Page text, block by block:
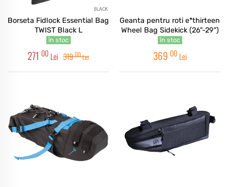
Borseta Fidlock Essential Bag
TWIST Black L
în stoc
271 00 Lei 31900Lei
Geanta pentru roti e*thirteen
Wheel Bag Sidekick (26"-29")
în stoc
369 00 Lei